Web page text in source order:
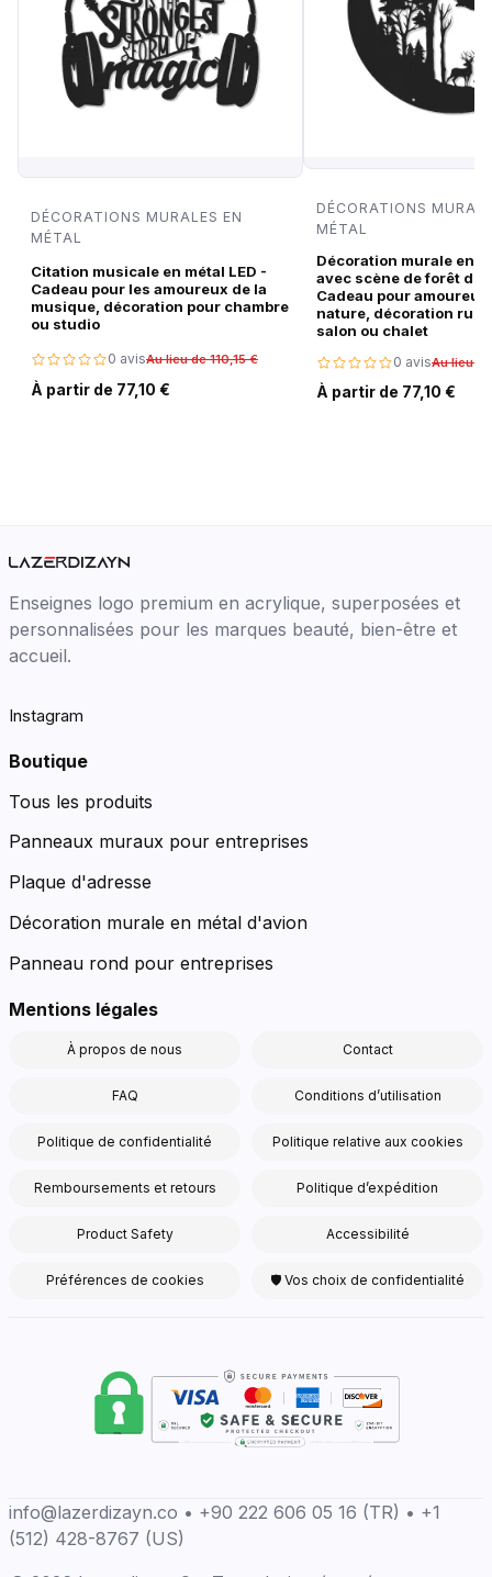
DÉCORATIONS MURALES EN
MÉTAL
Citation musicale en métal LED -
Cadeau pour les amoureux de la
musique, décoration pour chambre
ou studio
0 avisAu lieu de 110,15 €
À partir de 77,10 €
DÉCORATIONS
MÉTAL
Décoration murale en
avec scène de forêt de
Cadeau pour amoureux
nature, décoration
salon ou chalet
0 avisAu lieu
À partir de 77,10 €
Enseignes logo premium en acrylique, superposées et
personnalisées pour les marques beauté, bien-être et
accueil.
Instagram
Boutique
Tous les produits
Panneaux muraux pour entreprises
Plaque d'adresse
Décoration murale en métal d'avion
Panneau rond pour entreprises
Mentions légales
À propos de nous Contact
FAQ Conditions d’utilisation
Politique de confidentialité Politique relative aux cookies
Remboursements et retours Politique d’expédition
Product Safety Accessibilité
Préférences de cookies 🛡 Vos choix de confidentialité
info@lazerdizayn.co • +90 222 606 05 16 (TR) • +1
(512) 428-8767 (US)